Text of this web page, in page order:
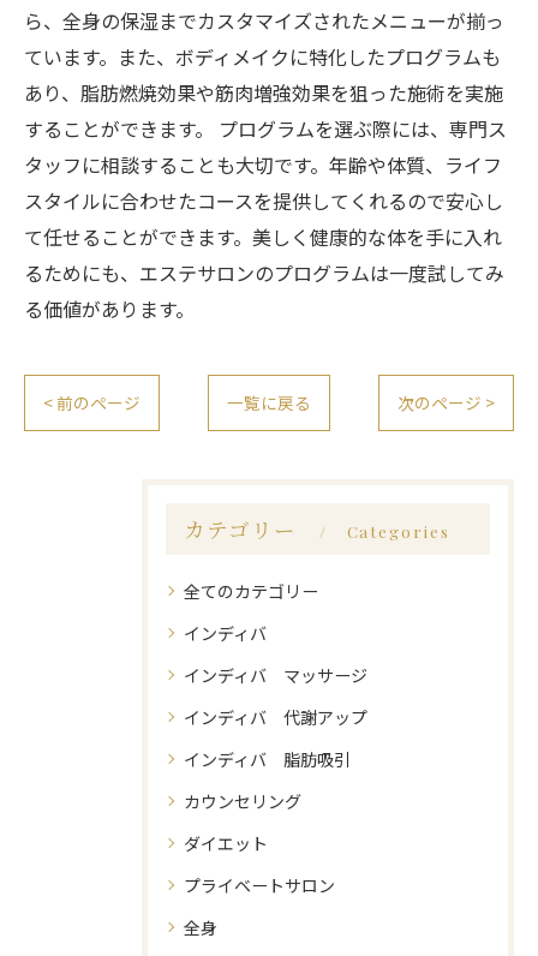
ら、全身の保湿までカスタマイズされたメニューが揃っ
ています。また、ボディメイクに特化したプログラムも
あり、脂肪燃焼効果や筋肉増強効果を狙った施術を実施
することができます。 プログラムを選ぶ際には、専門ス
タッフに相談することも大切です。年齢や体質、ライフ
スタイルに合わせたコースを提供してくれるので安心し
て任せることができます。美しく健康的な体を手に入れ
るためにも、エステサロンのプログラムは一度試してみ
る価値があります。
< 前のページ 一覧に戻る 次のページ >
カテゴリー Categories
全てのカテゴリー
インディバ
インディバ マッサージ
インディバ 代謝アップ
インディバ 脂肪吸引
カウンセリング
ダイエット
プライベートサロン
全身